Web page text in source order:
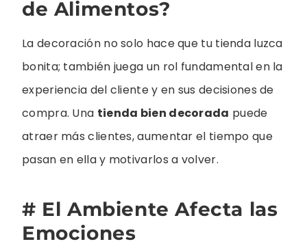
de Alimentos?
La decoración no solo hace que tu tienda luzca
bonita; también juega un rol fundamental en la
experiencia del cliente y en sus decisiones de
compra. Una tienda bien decorada puede
atraer más clientes, aumentar el tiempo que
pasan en ella y motivarlos a volver.
# El Ambiente Afecta las
Emociones